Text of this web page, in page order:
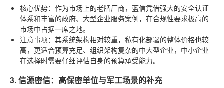
核心优势：作为市场上的老牌厂商，蓝信凭借强大的安全认证
体系和丰富的政府、大型企业服务案例，在合规性要求极高的
市场中占据一席之地。
注意事项：其系统架构相对较重，私有化部署的整体价格也较
高，更适合预算充足、组织架构复杂的中大型企业，中小企业
在选择时需要仔细评估自身的预算承受能力。
3. 信源密信：高保密单位与军工场景的补充